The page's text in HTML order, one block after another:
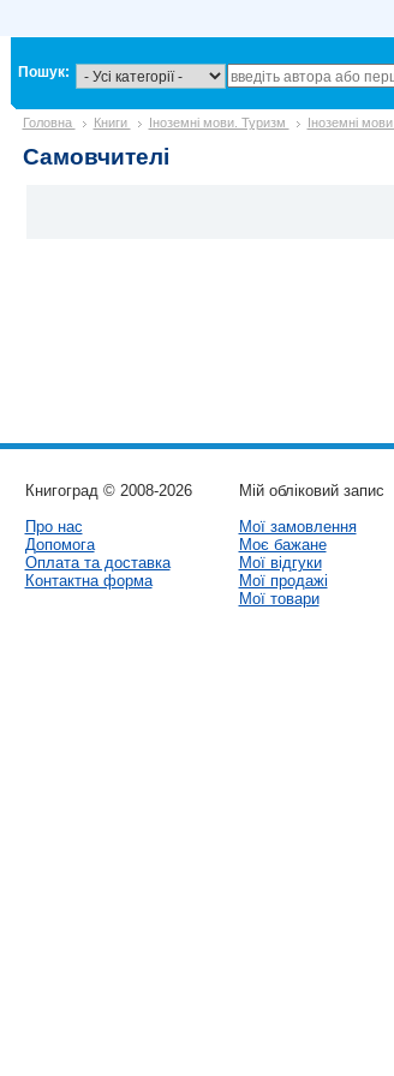
Пошук:
Головна Книги Іноземні мови. Туризм Іноземні мови
Самовчителі
Книгоград © 2008-2026
Про нас
Допомога
Оплата та доставка
Контактна форма
Мій обліковий запис
Мої замовлення
Моє бажане
Мої відгуки
Мої продажі
Мої товари